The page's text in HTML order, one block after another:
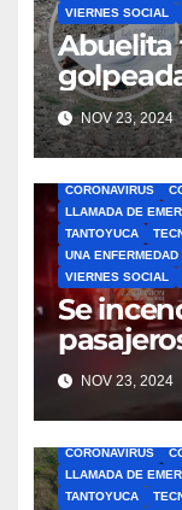
VIERNES SOCIAL
Abuelita
NOV 23, 2024
CORONAVIRUS
LLAMADA DE
TANTOYUCA
UNA
VIERNES SOCIAL
Se
NOV 23, 2024
CORONAVIRUS
LLAMADA DE
TANTOYUCA